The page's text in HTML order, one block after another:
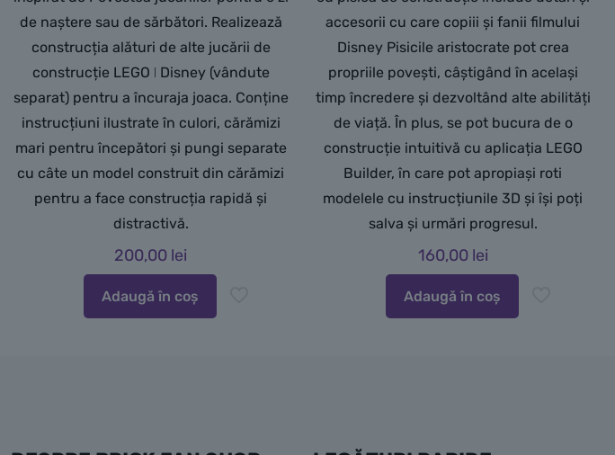
de naștere sau de sărbători. Realizează
construcția alături de alte jucării de
construcție LEGO ǀ Disney (vândute
separat) pentru a încuraja joaca. Conține
instrucțiuni ilustrate în culori, cărămizi
mari pentru începători și pungi separate
cu câte un model construit din cărămizi
pentru a face construcția rapidă și
distractivă.
200,00 lei
Adaugă în coș
accesorii cu care copiii și fanii filmului
Disney Pisicile aristocrate pot crea
propriile povești, câștigând în același
timp încredere și dezvoltând alte abilități
de viață. În plus, se pot bucura de o
construcție intuitivă cu aplicația LEGO
Builder, în care pot apropiași roti
modelele cu instrucțiunile 3D și își poți
salva și urmări progresul.
160,00 lei
Adaugă în coș